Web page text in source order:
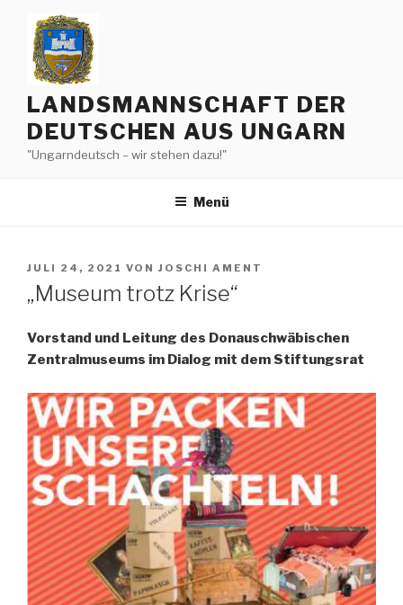
springen
LANDSMANNSCHAFT DER
DEUTSCHEN AUS UNGARN
"Ungarndeutsch – wir stehen dazu!"
Menü
VERÖFFENTLICHT
AM
JULI 24, 2021 VON JOSCHI AMENT
„Museum trotz Krise“
Vorstand und Leitung des Donauschwäbischen
Zentralmuseums im Dialog mit dem Stiftungsrat